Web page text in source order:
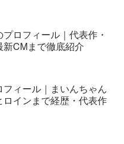
ロフィール｜代表作・
CMまで徹底紹介
ィール｜まいんちゃん
ロインまで経歴・代表作